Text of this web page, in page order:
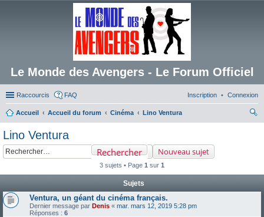
Le Monde des Avengers - Le Forum Officiel
Raccourcis FAQ Connexion
Inscription
Accueil Accueil du forum Cinéma
Lino Ventura
Lino Ventura
Nouveau sujet
Rechercher
3 sujets • Page 1 sur 1
Sujets
Ventura, un géant du cinéma français.
Dernier message par Denis « mar. mars 12, 2019 5:28 pm
Réponses : 6